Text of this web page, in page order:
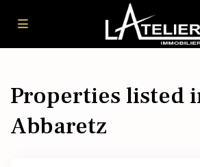
Properties listed
Abbaretz